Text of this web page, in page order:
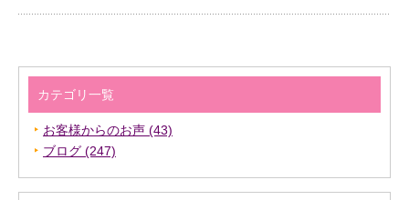
カテゴリ一覧
お客様からのお声 (43)
ブログ (247)